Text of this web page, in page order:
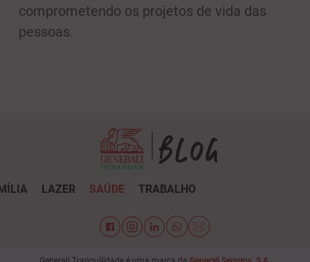
comprometendo os projetos de vida das
pessoas.
LAZER SAÚDE TRABALHO